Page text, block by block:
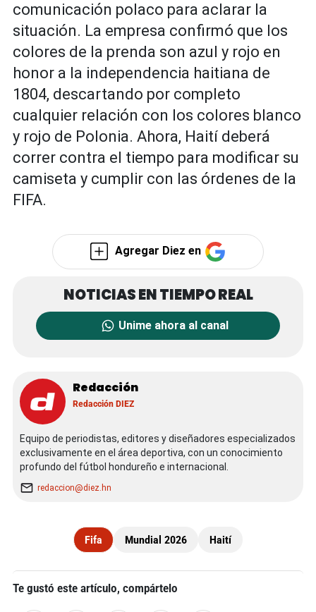
comunicación polaco para aclarar la
situación. La empresa confirmó que los
colores de la prenda son azul y rojo en
honor a la independencia haitiana de
1804, descartando por completo
cualquier relación con los colores blanco
y rojo de Polonia. Ahora, Haití deberá
correr contra el tiempo para modificar su
camiseta y cumplir con las órdenes de la
FIFA.
Agregar Diez en
Unime ahora al canal
Redacción
Redacción DIEZ
Equipo de periodistas, editores y diseñadores especializados
exclusivamente en el área deportiva, con un conocimiento
profundo del fútbol hondureño e internacional.
redaccion@diez.hn
Fifa Mundial 2026 Haití
Te gustó este artículo, compártelo